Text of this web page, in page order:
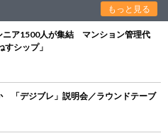
もっと見る
ニア1500人が集結 マンション管理代
シップ」
「デジブレ」説明会／ラウンドテーブ